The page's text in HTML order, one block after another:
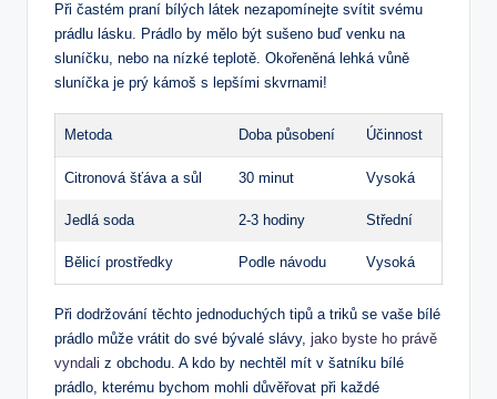
Při častém praní bílých látek nezapomínejte svítit svému
prádlu lásku. Prádlo by mělo být sušeno buď venku na
sluníčku, nebo na nízké teplotě. Okořeněná lehká vůně
sluníčka je prý kámoš s lepšími skvrnami!
Metoda Doba působení Účinnost
Citronová šťáva a sůl 30 minut Vysoká
Jedlá soda 2-3 hodiny Střední
Bělicí prostředky Podle návodu Vysoká
Při dodržování těchto jednoduchých tipů a triků se vaše bílé
prádlo může vrátit do své bývalé slávy, jako byste ho právě
vyndali z obchodu. A kdo by nechtěl mít v šatníku bílé
prádlo, kterému bychom mohli důvěřovat při každé